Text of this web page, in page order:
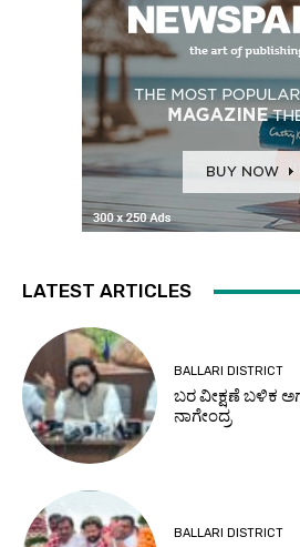
LATEST ARTICLES
BALLARI DISTRICT
ಬರ ವೀಕ್ಷಣೆ ಬಳಿಕ
ನಾಗೇಂದ್ರ
BALLARI DISTRICT